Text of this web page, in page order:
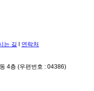
는 길 연락처
4층 (우편번호 : 04386)